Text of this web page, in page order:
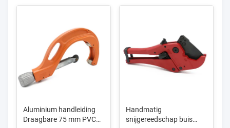
Aluminium handleiding
Draagbare 75 mm PVC
Handmatig
snijgereedschap buis